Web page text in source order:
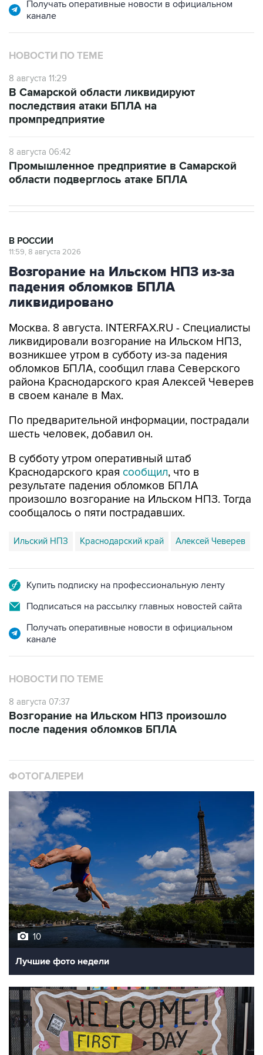
Получать оперативные новости в официальном
канале
НОВОСТИ ПО ТЕМЕ
8 августа 11:29
В Самарской области ликвидируют
последствия атаки БПЛА на
промпредприятие
8 августа 06:42
Промышленное предприятие в Самарской
области подверглось атаке БПЛА
В РОССИИ
11:59, 8 августа 2026
Возгорание на Ильском НПЗ из-за
падения обломков БПЛА
ликвидировано
Москва. 8 августа. INTERFAX.RU - Специалисты
ликвидировали возгорание на Ильском НПЗ,
возникшее утром в субботу из-за падения
обломков БПЛА, сообщил глава Северского
района Краснодарского края Алексей Чеверев
в своем канале в Max.
По предварительной информации, пострадали
шесть человек, добавил он.
В субботу утром оперативный штаб
Краснодарского края сообщил, что в
результате падения обломков БПЛА
произошло возгорание на Ильском НПЗ. Тогда
сообщалось о пяти пострадавших.
Ильский НПЗ Краснодарский край Алексей Чеверев
Купить подписку на профессиональную ленту
Подписаться на рассылку главных новостей сайта
Получать оперативные новости в официальном
канале
НОВОСТИ ПО ТЕМЕ
8 августа 07:37
Возгорание на Ильском НПЗ произошло
после падения обломков БПЛА
ФОТОГАЛЕРЕИ
10
Лучшие фото недели